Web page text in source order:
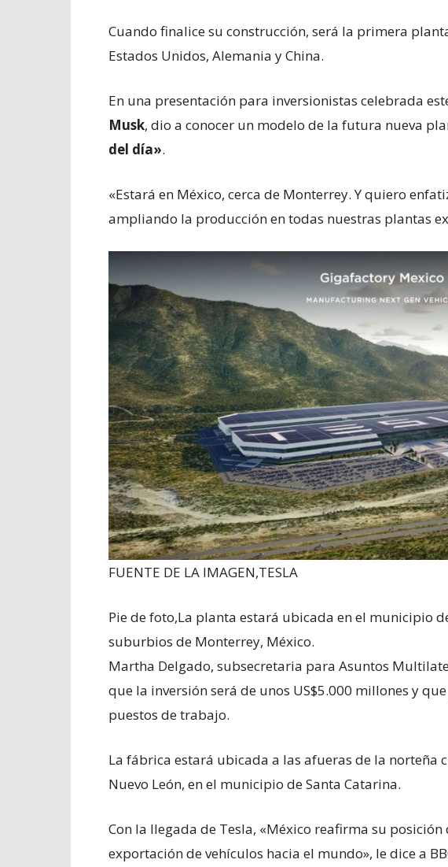
Cuando finalice su construcción, será la primera
Estados Unidos, Alemania y China.
En una presentación para inversionistas celebrada
Musk, dio a conocer un modelo de la futura nueva
del día».
«Estará en México, cerca de Monterrey. Y quiero
ampliando la producción en todas nuestras plantas
FUENTE DE LA IMAGEN,TESLA
Pie de foto,La planta estará ubicada en el municipio
suburbios de Monterrey, México.
Martha Delgado, subsecretaria para Asuntos
que la inversión será de unos US$5.000 millones y
puestos de trabajo.
La fábrica estará ubicada a las afueras de la norteña
Nuevo León, en el municipio de Santa Catarina.
Con la llegada de Tesla, «México reafirma su
exportación de vehículos hacia el mundo», le dice a